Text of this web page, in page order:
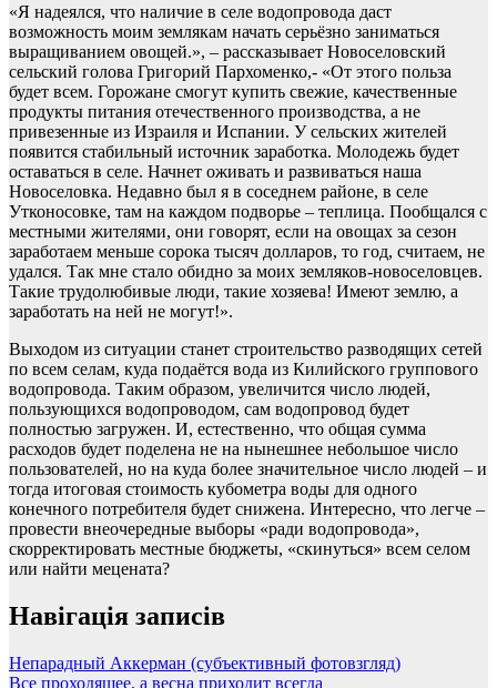
«Я надеялся, что наличие в селе водопровода даст
возможность моим землякам начать серьёзно заниматься
выращиванием овощей.», – рассказывает Новоселовский
сельский голова Григорий Пархоменко,- «От этого польза
будет всем. Горожане смогут купить свежие, качественные
продукты питания отечественного производства, а не
привезенные из Израиля и Испании. У сельских жителей
появится стабильный источник заработка. Молодежь будет
оставаться в селе. Начнет оживать и развиваться наша
Новоселовка. Недавно был я в соседнем районе, в селе
Утконосовке, там на каждом подворье – теплица. Пообщался с
местными жителями, они говорят, если на овощах за сезон
заработаем меньше сорока тысяч долларов, то год, считаем, не
удался. Так мне стало обидно за моих земляков-новоселовцев.
Такие трудолюбивые люди, такие хозяева! Имеют землю, а
заработать на ней не могут!».
Выходом из ситуации станет строительство разводящих сетей
по всем селам, куда подаётся вода из Килийского группового
водопровода. Таким образом, увеличится число людей,
пользующихся водопроводом, сам водопровод будет
полностью загружен. И, естественно, что общая сумма
расходов будет поделена не на нынешнее небольшое число
пользователей, но на куда более значительное число людей – и
тогда итоговая стоимость кубометра воды для одного
конечного потребителя будет снижена. Интересно, что легче –
провести внеочередные выборы «ради водопровода»,
скорректировать местные бюджеты, «скинуться» всем селом
или найти мецената?
Навігація записів
Непарадный Аккерман (субъективный фотовзгляд)
Все проходящее, а весна приходит всегда